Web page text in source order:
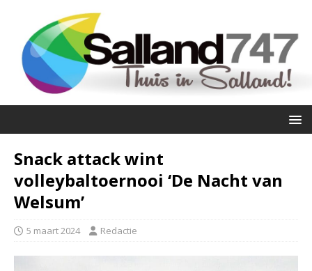
Snack attack wint
volleybaltoernooi ‘De Nacht van
Welsum’
5 maart 2024 Redactie